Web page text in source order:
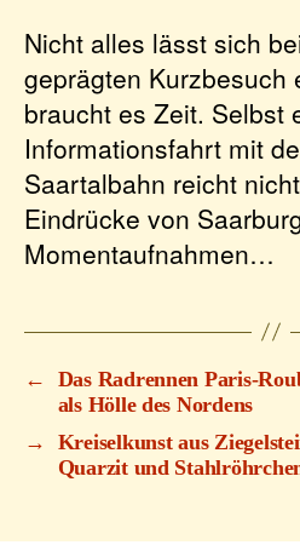
Nicht alles lässt sich
geprägten Kurzbesuch
braucht es Zeit. Selbst
Informationsfahrt mit
Saartalbahn reicht
Eindrücke von
Momentaufnahmen…
←
Das Radrennen Paris-
als Hölle des Nordens
→
Kreiselkunst aus
Quarzit und